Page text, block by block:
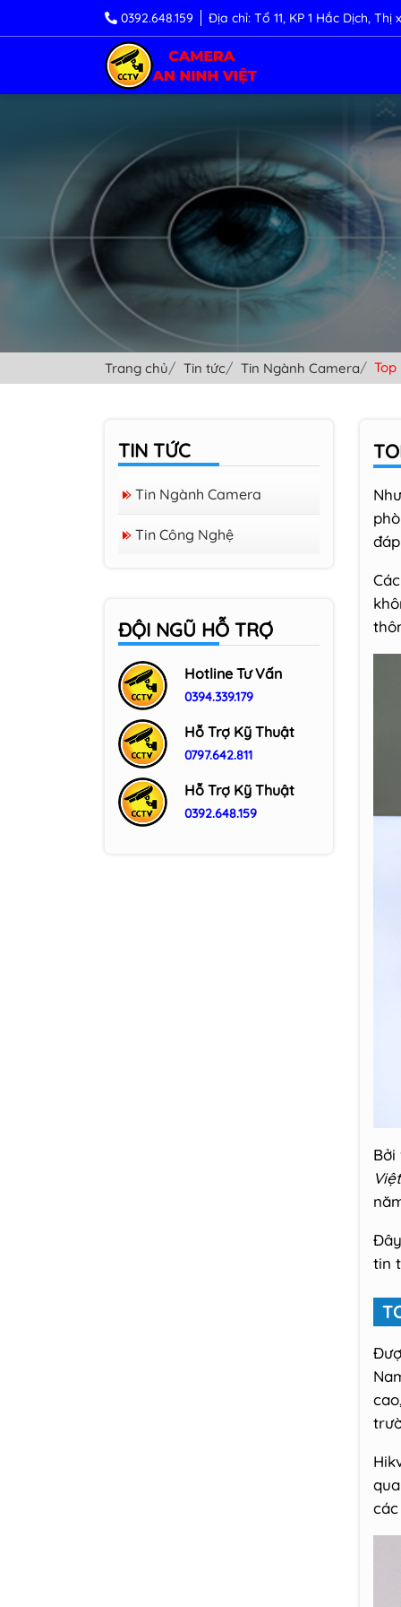
0392.648.159 Địa chỉ: Tổ 11, KP 1 Hắc Dịch,
Trang chủ Tin tức Tin Ngành Camera
Việt
tin
TIN TỨC
Tin Ngành Camera
Tin Công Nghệ
ĐỘI NGŨ HỖ TRỢ
Hotline Tư Vấn
0394.339.179
Hỗ Trợ Kỹ Thuật
0797.642.811
Hỗ Trợ Kỹ Thuật
0392.648.159